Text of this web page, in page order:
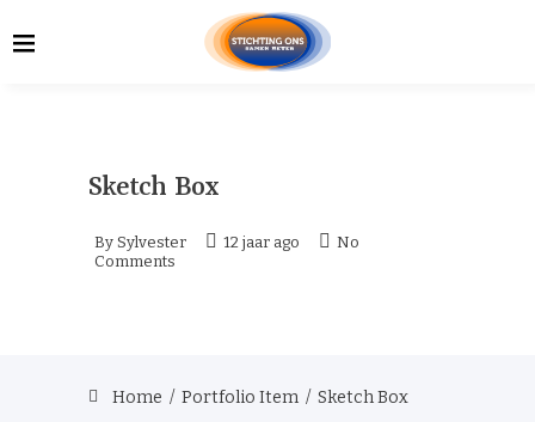
Sketch Box
By Sylvester 12 jaar ago
No
Comments
Home / Portfolio Item / Sketch Box